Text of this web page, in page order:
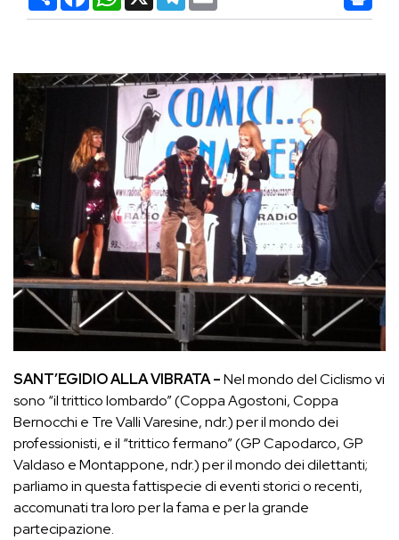
SANT’EGIDIO ALLA VIBRATA–Nel mondo del Ciclismo vi
sono “il trittico lombardo” (Coppa Agostoni, Coppa
Bernocchi e Tre Valli Varesine, ndr.) per il mondo dei
professionisti, e il “trittico fermano” (GP Capodarco, GP
Valdaso e Montappone, ndr.) per il mondo dei dilettanti;
parliamo in questa fattispecie di eventi storici o recenti,
accomunati tra loro per la fama e per la grande
partecipazione.